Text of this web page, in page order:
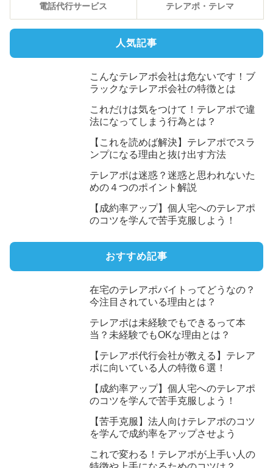
電話代行サービス テレアポ・テレマ
人気記事
こんなテレアポ会社は危ないです！ブ
ラックなテレアポ会社の特徴とは
これだけは気をつけて！テレアポで違
法になってしまう行為とは？
【これを読めば解決】テレアポでスラ
ンプになる理由と抜け出す方法
テレアポは迷惑？迷惑と思われないた
めの４つのポイント解説
【成約率アップ】個人宅へのテレアポ
のコツを学んで苦手克服しよう！
おすすめ記事
在宅のテレアポバイトってどうなの？
今注目されている理由とは？
テレアポは未経験でもできるって本
当？未経験でもOKな理由とは？
【テレアポ代行会社が教える】テレア
ポに向いている人の特徴６選！
【成約率アップ】個人宅へのテレアポ
のコツを学んで苦手克服しよう！
【苦手克服】法人向けテレアポのコツ
を学んで成約率をアップさせよう
これで変わる！テレアポが上手い人の